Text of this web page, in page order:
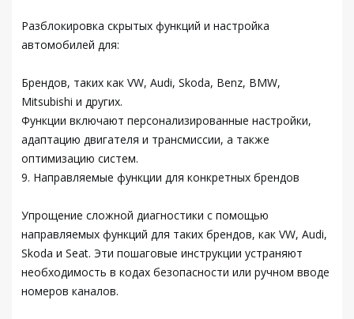
Разблокировка скрытых функций и настройка
автомобилей для:
Брендов, таких как VW, Audi, Skoda, Benz, BMW,
Mitsubishi и других.
Функции включают персонализированные настройки,
адаптацию двигателя и трансмиссии, а также
оптимизацию систем.
9. Направляемые функции для конкретных брендов
Упрощение сложной диагностики с помощью
направляемых функций для таких брендов, как VW, Audi,
Skoda и Seat. Эти пошаговые инструкции устраняют
необходимость в кодах безопасности или ручном вводе
номеров каналов.